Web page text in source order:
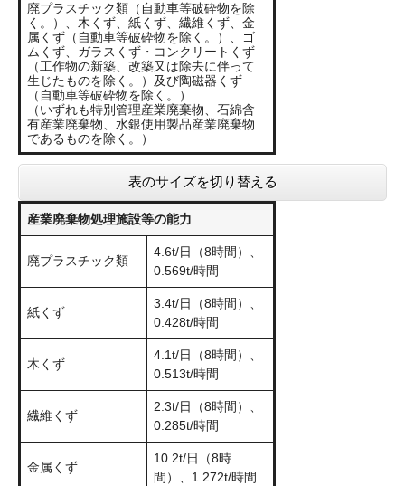
廃プラスチック類（自動車等破砕物を除
く。）、木くず、紙くず、繊維くず、金
属くず（自動車等破砕物を除く。）、ゴ
ムくず、ガラスくず・コンクリートくず
（工作物の新築、改築又は除去に伴って
生じたものを除く。）及び陶磁器くず
（自動車等破砕物を除く。）
（いずれも特別管理産業廃棄物、石綿含
有産業廃棄物、水銀使用製品産業廃棄物
であるものを除く。）
表のサイズを切り替える
産業廃棄物処理施設等の能力
廃プラスチック類
4.6t/日（8時間）、
0.569t/時間
紙くず
3.4t/日（8時間）、
0.428t/時間
木くず
4.1t/日（8時間）、
0.513t/時間
繊維くず
2.3t/日（8時間）、
0.285t/時間
金属くず
10.2t/日（8時
間）、1.272t/時間